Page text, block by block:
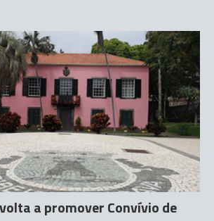
a promover Convívio de